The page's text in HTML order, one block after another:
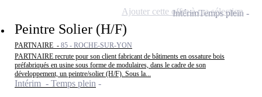
Peintre Solier (H/F)
PARTNAIRE - 85 - ROCHE-SUR-YON
PARTNAIRE recrute pour son client fabricant de bâtiments en ossature bois
préfabriqués en usine sous forme de modulaires, dans le cadre de son
développement, un peintre/solier (H/F). Sous la...
Intérim - Temps plein
IntérimTemps plein
Ajouter cette offre à ma sélection